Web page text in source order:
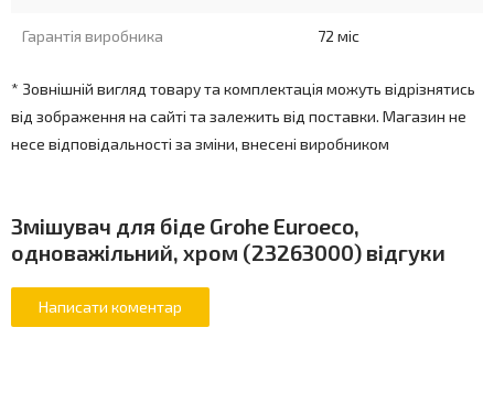
Гарантія виробника 72 міс
* Зовнішній вигляд товару та комплектація можуть відрізнятись
від зображення на сайті та залежить від поставки. Магазин не
несе відповідальності за зміни, внесені виробником
Змішувач для біде Grohe Euroeco,
одноважільний, хром (23263000) відгуки